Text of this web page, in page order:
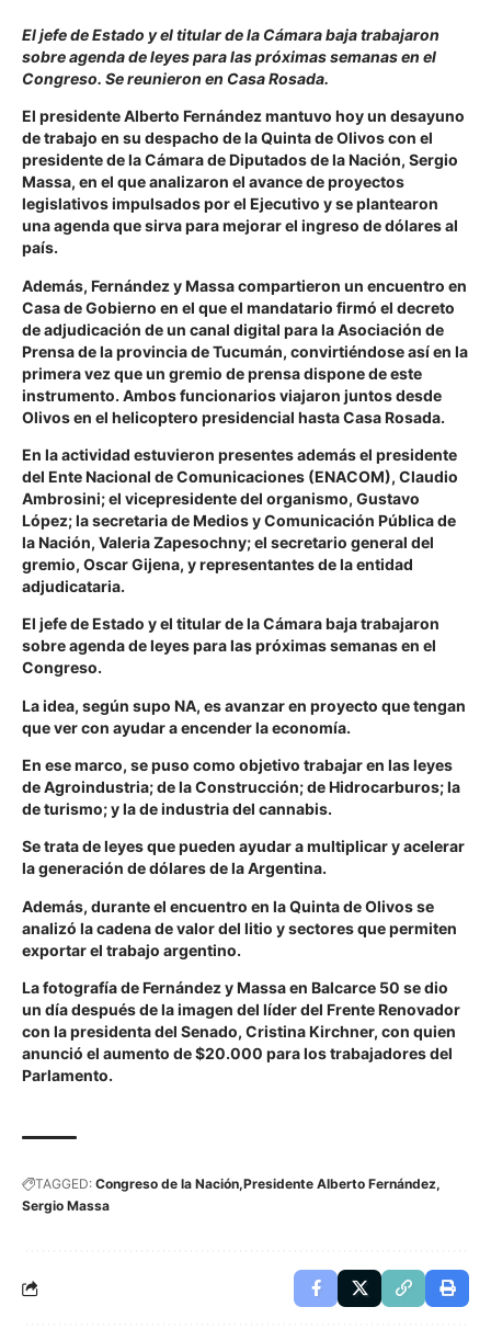
El jefe de Estado y el titular de la Cámara baja trabajaron
sobre agenda de leyes para las próximas semanas en el
Congreso. Se reunieron en Casa Rosada.
El presidente Alberto Fernández mantuvo hoy un desayuno
de trabajo en su despacho de la Quinta de Olivos con el
presidente de la Cámara de Diputados de la Nación, Sergio
Massa, en el que analizaron el avance de proyectos
legislativos impulsados por el Ejecutivo y se plantearon
una agenda que sirva para mejorar el ingreso de dólares al
país.
Además, Fernández y Massa compartieron un encuentro en
Casa de Gobierno en el que el mandatario firmó el decreto
de adjudicación de un canal digital para la Asociación de
Prensa de la provincia de Tucumán, convirtiéndose así en la
primera vez que un gremio de prensa dispone de este
instrumento. Ambos funcionarios viajaron juntos desde
Olivos en el helicoptero presidencial hasta Casa Rosada.
En la actividad estuvieron presentes además el presidente
del Ente Nacional de Comunicaciones (ENACOM), Claudio
Ambrosini; el vicepresidente del organismo, Gustavo
López; la secretaria de Medios y Comunicación Pública de
la Nación, Valeria Zapesochny; el secretario general del
gremio, Oscar Gijena, y representantes de la entidad
adjudicataria.
El jefe de Estado y el titular de la Cámara baja trabajaron
sobre agenda de leyes para las próximas semanas en el
Congreso.
La idea, según supo NA, es avanzar en proyecto que tengan
que ver con ayudar a encender la economía.
En ese marco, se puso como objetivo trabajar en las leyes
de Agroindustria; de la Construcción; de Hidrocarburos; la
de turismo; y la de industria del cannabis.
Se trata de leyes que pueden ayudar a multiplicar y acelerar
la generación de dólares de la Argentina.
Además, durante el encuentro en la Quinta de Olivos se
analizó la cadena de valor del litio y sectores que permiten
exportar el trabajo argentino.
La fotografía de Fernández y Massa en Balcarce 50 se dio
un día después de la imagen del líder del Frente Renovador
con la presidenta del Senado, Cristina Kirchner, con quien
anunció el aumento de $20.000 para los trabajadores del
Parlamento.
TAGGED: Congreso de la Nación Presidente Alberto Fernández
Sergio Massa